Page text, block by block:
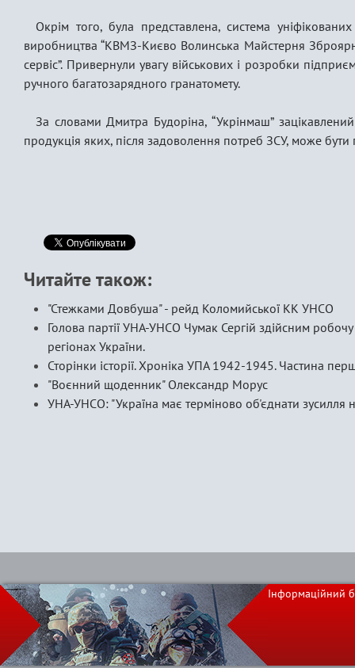
Окрім того, була представлена, система
виробництва “КВМЗ-Києво Волинська Майстерня
сервіс”. Привернули увагу військових і розробки
ручного багатозарядного гранатомету.
За словами Дмитра Будоріна, “Укрінмаш”
продукція яких, після задоволення потреб ЗСУ, може
Читайте також:
"Стежками Довбуша" - рейд Коломийської КК УНСО
Голова партії УНА-УНСО Чумак Сергій здійсним
регіонах України.
Сторінки історії. Хроніка УПА 1942-1945. Частина
"Воєнний щоденник" Олександр Морус
УНА-УНСО: "Україна має терміново об'єднати зусилля
Інформаційний